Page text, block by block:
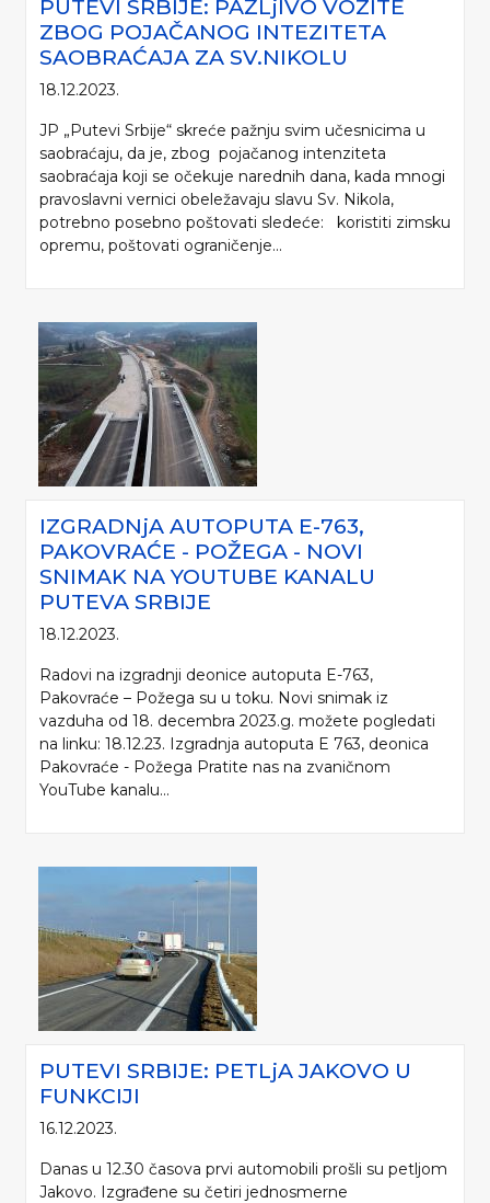
PUTEVI SRBIJE: PAŽLjIVO VOZITE
ZBOG POJAČANOG INTEZITETA
SAOBRAĆAJA ZA SV.NIKOLU
18.12.2023.
JP „Putevi Srbije“ skreće pažnju svim učesnicima u
saobraćaju, da je, zbog pojačanog intenziteta
saobraćaja koji se očekuje narednih dana, kada mnogi
pravoslavni vernici obeležavaju slavu Sv. Nikola,
potrebno posebno poštovati sledeće: koristiti zimsku
opremu, poštovati ograničenje...
IZGRADNjA AUTOPUTA E-763,
PAKOVRAĆE - POŽEGA - NOVI
SNIMAK NA YOUTUBE KANALU
PUTEVA SRBIJE
18.12.2023.
Radovi na izgradnji deonice autoputa E-763,
Pakovraće – Požega su u toku. Novi snimak iz
vazduha od 18. decembra 2023.g. možete pogledati
na linku: 18.12.23. Izgradnja autoputa E 763, deonica
Pakovraće - Požega Pratite nas na zvaničnom
YouTube kanalu...
PUTEVI SRBIJE: PETLjA JAKOVO U
FUNKCIJI
16.12.2023.
Danas u 12.30 časova prvi automobili prošli su petljom
Jakovo. Izgrađene su četiri jednosmerne